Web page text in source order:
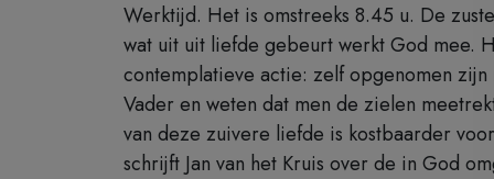
Werktijd. Het is omstreeks 8.45 u. De
wat uit uit liefde gebeurt werkt God mee.
contemplatieve actie: zelf opgenomen
Vader en weten dat men de zielen
van deze zuivere liefde is kostbaarder
schrijft Jan van het Kruis over de in God